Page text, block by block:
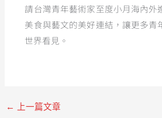
請台灣青年藝術家至度小月海內外
美食與藝文的美好連結，讓更多青
世界看見。
← 上一篇文章